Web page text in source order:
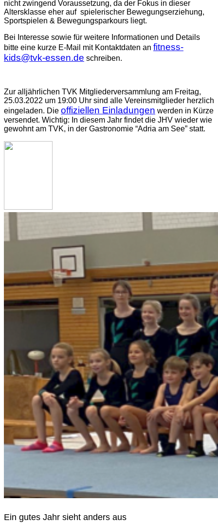
nicht zwingend Voraussetzung, da der Fokus in dieser
Altersklasse eher auf spielerischer Bewegungserziehung,
Sportspielen & Bewegungsparkours liegt.
Bei Interesse sowie für weitere Informationen und Details
bitte eine kurze E-Mail mit Kontaktdaten an fitness-
kids@tvk-essen.de schreiben.
Zur alljährlichen TVK Mitgliederversammlung am Freitag,
25.03.2022 um 19:00 Uhr sind alle Vereinsmitglieder herzlich
eingeladen. Die offiziellen Einladungen werden in Kürze
versendet. Wichtig: In diesem Jahr findet die JHV wieder wie
gewohnt am TVK, in der Gastronomie “Adria am See” statt.
Ein gutes Jahr sieht anders aus